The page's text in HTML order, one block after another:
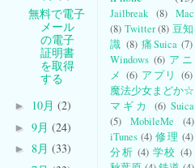
無料で電子
メール
の電子
証明書
を取得
する
► 10月 (2)
► 9月 (24)
► 8月 (33)
Jailbreak (8) Mac
(8) Twitter (8) 豆知
識 (8) 痛Suica (7)
Windows (6) アニ
メ (6) アプリ (6)
魔法少女まどか☆
マギカ
(6) Suica
(5)
MobileMe
(4)
iTunes (4) 修理 (4)
分析 (4) 学校 (4)